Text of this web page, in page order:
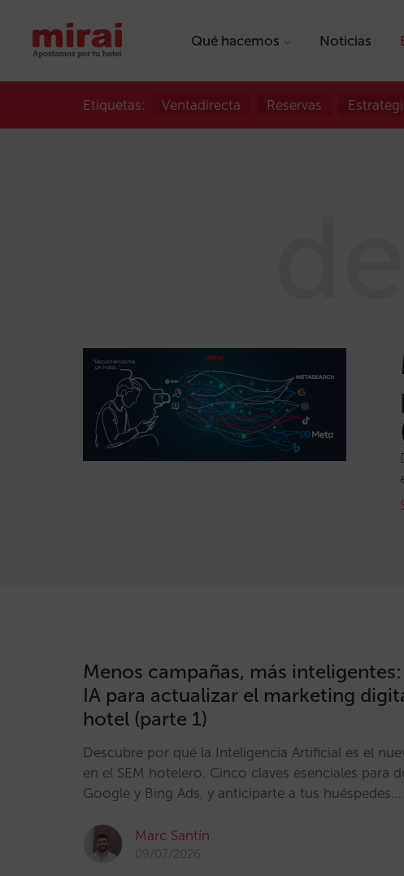
Qué hacemos Noticias
Etiquetas: Ventadirecta Reservas
Menos campañas, más
IA para actualizar el marketing
hotel (parte 1)
Descubre por qué la Inteligencia Artificial es el
en el SEM hotelero. Cinco claves esenciales para
Google y Bing Ads, y anticiparte a tus huéspedes.…
Marc Santín
09/07/2026